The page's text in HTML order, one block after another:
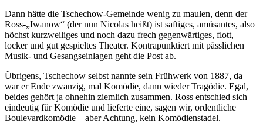
Dann hätte die Tschechow-Gemeinde wenig zu maulen, denn der
Ross-„Iwanow“ (der nun Nicolas heißt) ist saftiges, amüsantes, also
höchst kurzweiliges und noch dazu frech gegenwärtiges, flott,
locker und gut gespieltes Theater. Kontrapunktiert mit pässlichen
Musik- und Gesangseinlagen geht die Post ab.
Übrigens, Tschechow selbst nannte sein Frühwerk von 1887, da
war er Ende zwanzig, mal Komödie, dann wieder Tragödie. Egal,
beides gehört ja ohnehin ziemlich zusammen. Ross entschied sich
eindeutig für Komödie und lieferte eine, sagen wir, ordentliche
Boulevardkomödie – aber Achtung, kein Komödienstadel.